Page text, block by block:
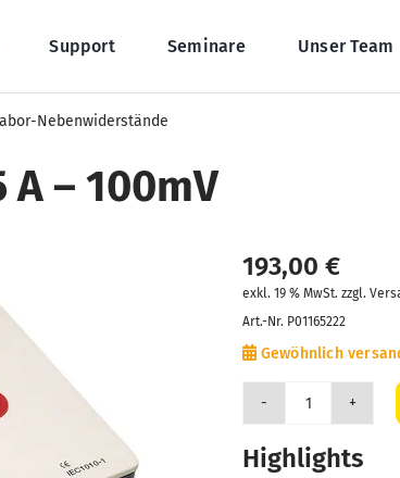
Support Seminare Unser Team
Nebenwiderstände
– 100mV
193,00 €
exkl. 19 % MwSt. zzgl.
Art.-Nr. P01165222
Gewöhnlich
A
Highlights